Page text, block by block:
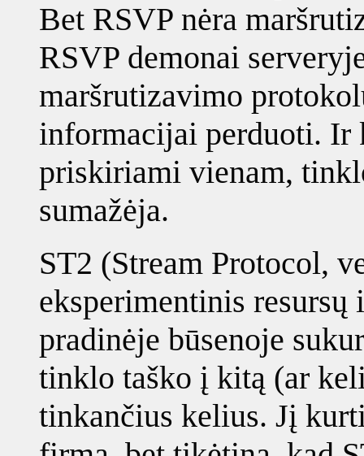
Bet RSVP nėra
RSVP demonai
maršrutizavimo
informacijai perduoti. Ir
priskiriami vienam,
sumažėja.
ST2 (Stream Protocol,
eksperimentinis
pradinėje būsenoje
tinklo taško į kitą (ar
tinkančius kelius. Jį